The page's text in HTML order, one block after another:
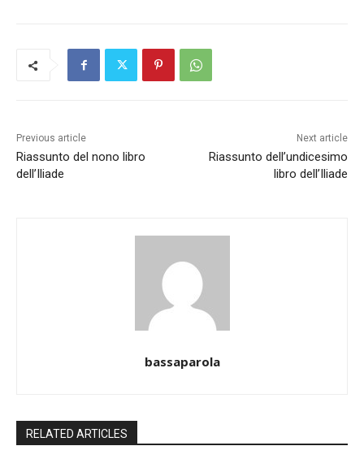
Previous article
Riassunto del nono libro
dell’Iliade
Next article
Riassunto dell’undicesimo
libro dell’Iliade
bassaparola
RELATED ARTICLES